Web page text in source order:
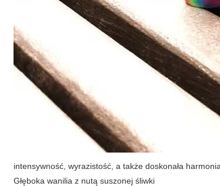
intensywność, wyrazistość, a także doskonała harmonia
Głęboka wanilia z nutą suszonej śliwki